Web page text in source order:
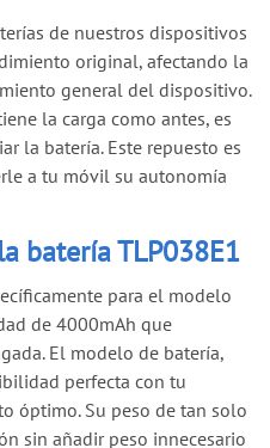
de nuestros dispositivos
original, afectando la
general del dispositivo.
la carga como antes, es
la batería. Este repuesto es
a tu móvil su autonomía
batería TLP038E1
para el modelo
de 4000mAh que
El modelo de batería,
perfecta con tu
óptimo. Su peso de tan solo
sin añadir peso innecesario